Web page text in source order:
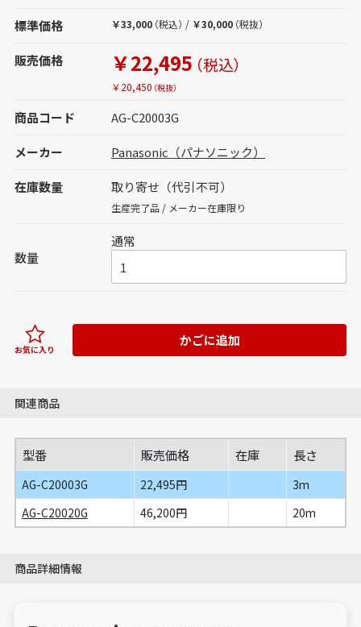
標準価格 ￥33,000 （税込） / ￥30,000 （税抜）
販売価格 ￥22,495 （税込）
￥20,450 （税抜）
商品コード AG-C20003G
メーカー Panasonic（パナソニック）
在庫数量 取り寄せ（代引不可）
生産完了品 / メーカー在庫限り
数量
通常
かごに追加
お気に入り
関連商品
型番 販売価格 在庫 長さ
AG-C20003G 22,495円
3m
AG-C20020G
46,200円 20m
商品詳細情報